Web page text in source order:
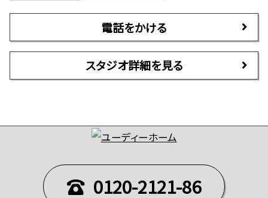
電話をかける
スタジオ詳細を見る
0120-2121-86